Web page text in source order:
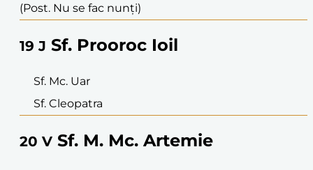
(Post. Nu se fac nunți)
19 J Sf. Prooroc Ioil
Sf. Mc. Uar
Sf. Cleopatra
20 V Sf. M. Mc. Artemie